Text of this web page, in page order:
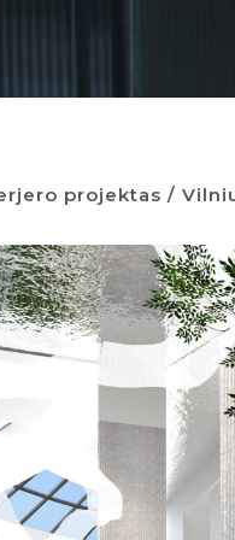
projektas /